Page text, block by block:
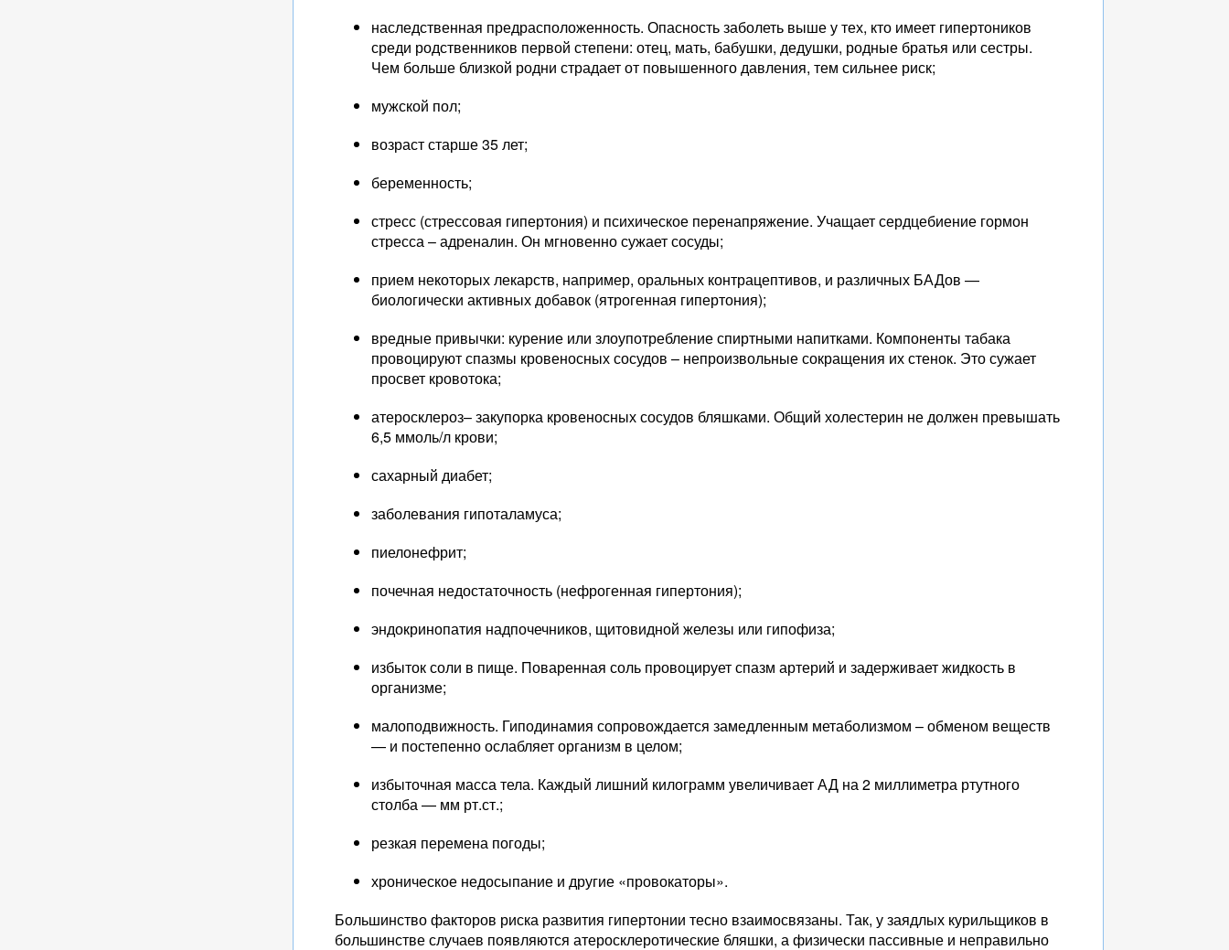
наследственная предрасположенность. Опасность заболеть выше у тех, кто имеет гипертоников
среди родственников первой степени: отец, мать, бабушки, дедушки, родные братья или сестры.
Чем больше близкой родни страдает от повышенного давления, тем сильнее риск;
мужской пол;
возраст старше 35 лет;
беременность;
стресс (стрессовая гипертония) и психическое перенапряжение. Учащает сердцебиение гормон
стресса – адреналин. Он мгновенно сужает сосуды;
прием некоторых лекарств, например, оральных контрацептивов, и различных БАДов —
биологически активных добавок (ятрогенная гипертония);
вредные привычки: курение или злоупотребление спиртными напитками. Компоненты табака
провоцируют спазмы кровеносных сосудов – непроизвольные сокращения их стенок. Это сужает
просвет кровотока;
атеросклероз– закупорка кровеносных сосудов бляшками. Общий холестерин не должен превышать
6,5 ммоль/л крови;
сахарный диабет;
заболевания гипоталамуса;
пиелонефрит;
почечная недостаточность (нефрогенная гипертония);
эндокринопатия надпочечников, щитовидной железы или гипофиза;
избыток соли в пище. Поваренная соль провоцирует спазм артерий и задерживает жидкость в
организме;
малоподвижность. Гиподинамия сопровождается замедленным метаболизмом – обменом веществ
— и постепенно ослабляет организм в целом;
избыточная масса тела. Каждый лишний килограмм увеличивает АД на 2 миллиметра ртутного
столба — мм рт.ст.;
резкая перемена погоды;
хроническое недосыпание и другие «провокаторы».
Большинство факторов риска развития гипертонии тесно взаимосвязаны. Так, у заядлых курильщиков в
большинстве случаев появляются атеросклеротические бляшки, а физически пассивные и неправильно